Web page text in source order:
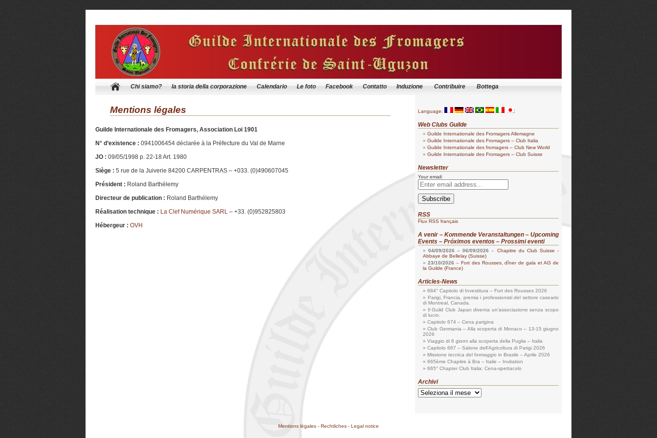
Chi siamo? la storia della corporazione Calendario Le foto Facebook Contatto Induzione Contribuire Bottega
Mentions légales
Guilde Internationale des Fromagers, Association Loi 1901
N° d’existence : 0941006454 déclarée à la Préfecture du Val de Marne
JO : 09/05/1998 p. 22-18 Art. 1980
Siège : 5 rue de la Juiverie 84200 CARPENTRAS – +033. (0)490607045
Président : Roland Barthélemy
Directeur de publication : Roland Barthélemy
Réalisation technique : La Clef Numérique SARL – +33. (0)952825803
Hébergeur : OVH
Language:
Web Clubs Guilde
Guilde Internationale des Fromagers Allemagne
Guilde Internationale des Fromagers – Club Italia
Guilde Internationale des fromagers – Club New World
Guilde Internationale des Fromagers – Club Suisse
Newsletter
Your email:
RSS
Flux RSS français
A venir – Kommende Veranstaltungen – Upcoming
Events – Próximos eventos – Prossimi eventi
04/09/2026 – 06/09/2026 – Chapitre du Club Suisse -
Abbaye de Bellelay (Suisse)
23/10/2026 – Fort des Rousses, dîner de gala et AG de
la Guilde (France)
Articles-News
684° Capitolo di Investitura – Fort des Rousses 2026
Parigi, Francia, premia i professionisti del settore caseario
di Montreal, Canada.
Il Guild Club Japan diventa un’associazione senza scopo
di lucro.
Capitolo 674 – Cena parigina
Club Germania – Alla scoperta di Monaco – 13-15 giugno
2026
Viaggio di 6 giorni alla scoperta della Puglia – Italia
Capitolo 667 – Salone dell’Agricoltura di Parigi 2026
Missione tecnica del formaggio in Brasile – Aprile 2026
665ème Chapitre à Bra – Italie – Invitation
665° Chapter Club Italia: Cena-spettacolo
Archivi
Archivi
Mentions légales - Rechtliches - Legal notice